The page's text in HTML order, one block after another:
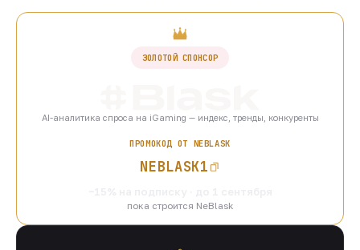
ЗОЛОТОЙ СПОНСОР
AI-аналитика спроса на iGaming — индекс, тренды, конкуренты
ПРОМОКОД ОТ NEBLASK
NEBLASK1
пока строится NeBlask